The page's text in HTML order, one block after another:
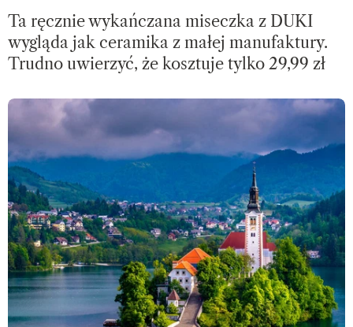
Ta ręcznie wykańczana miseczka z DUKI
wygląda jak ceramika z małej manufaktury.
Trudno uwierzyć, że kosztuje tylko 29,99 zł